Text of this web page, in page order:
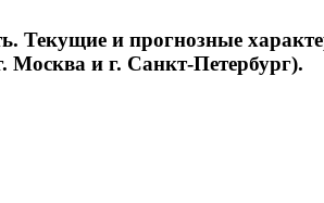
и прогнозные
Москва и г. Санкт-Петербург).